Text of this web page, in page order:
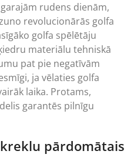
rudens dienām,
revolucionārās golfa
golfa spēlētāju
materiālu tehniskā
pat pie negatīvām
ja vēlaties golfa
laika. Protams,
garantēs pilnīgu
pārdomātais